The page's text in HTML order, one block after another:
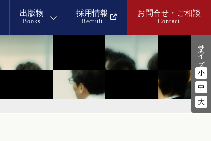
出版物
Books
採用情報
Recruit
お問合せ・ご相談
Contact
文字サイズ
小
中
大